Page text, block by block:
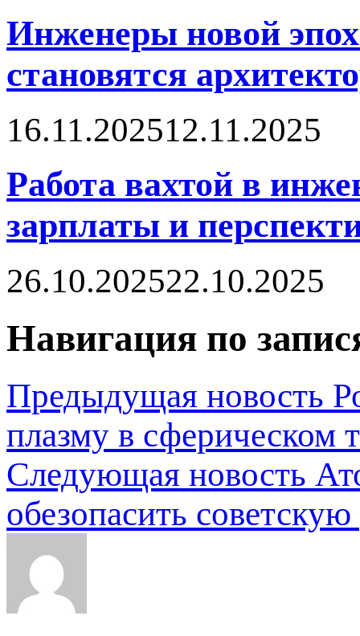
Инженеры новой
становятся
16.11.202512.11.2025
Работа вахтой в
зарплаты и
26.10.202522.10.2025
Навигация по
Предыдущая новость
плазму в сферическом
Следующая новость
обезопасить советскую